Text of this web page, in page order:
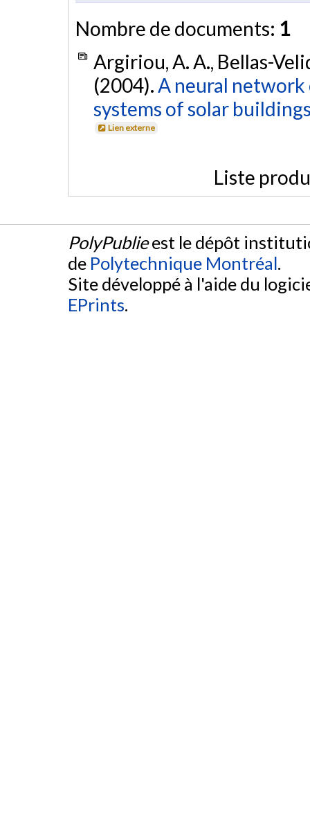
Nombre de documents: 1
Argiriou, A. A., Bellas-
(2004).A neural
systems of solar
Lien externe
Liste
PolyPublieest le dépôt
de Polytechnique Montréal.
Site développé à l'aide du
EPrints.